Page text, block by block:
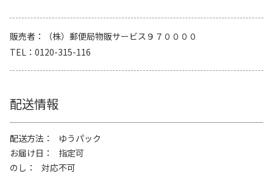
販売者
（株）郵便局物販サービス９７００００
TEL
0120-315-116
配送情報
配送方法
ゆうパック
お届け日
指定可
のし
対応不可